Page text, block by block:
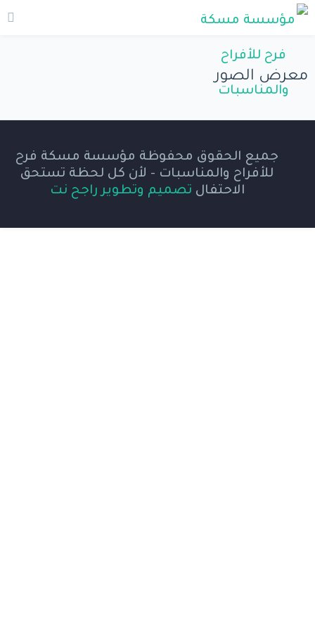
معرض الصور
جميع الحقوق محفوظة مؤسسة مسكة فرح
للأفراح والمناسبات - لأن كل لحظة تستحق
الاحتفال تصميم وتطوير راجح نت